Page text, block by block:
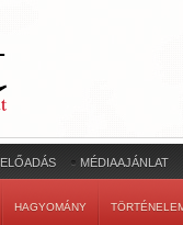
ELŐADÁS MÉDIAAJÁNLAT
HAGYOMÁNY